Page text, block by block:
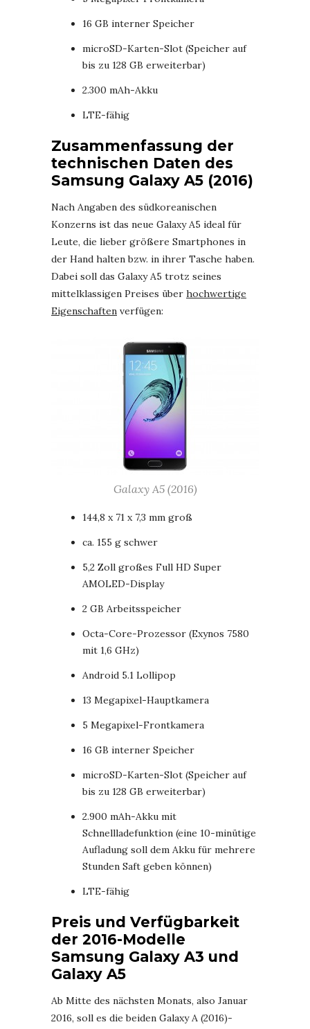
16 GB interner Speicher
microSD-Karten-Slot (Speicher auf
bis zu 128 GB erweiterbar)
2.300 mAh-Akku
LTE-fähig
Zusammenfassung der
technischen Daten des
Samsung Galaxy A5 (2016)
Nach Angaben des südkoreanischen
Konzerns ist das neue Galaxy A5 ideal für
Leute, die lieber größere Smartphones in
der Hand halten bzw. in ihrer Tasche haben.
Dabei soll das Galaxy A5 trotz seines
mittelklassigen Preises über hochwertige
Eigenschaften verfügen:
Galaxy A5 (2016)
144,8 x 71 x 7,3 mm groß
ca. 155 g schwer
5,2 Zoll großes Full HD Super
AMOLED-Display
2 GB Arbeitsspeicher
Octa-Core-Prozessor (Exynos 7580
mit 1,6 GHz)
Android 5.1 Lollipop
13 Megapixel-Hauptkamera
5 Megapixel-Frontkamera
16 GB interner Speicher
microSD-Karten-Slot (Speicher auf
bis zu 128 GB erweiterbar)
2.900 mAh-Akku mit
Schnellladefunktion (eine 10-minütige
Aufladung soll dem Akku für mehrere
Stunden Saft geben können)
LTE-fähig
Preis und Verfügbarkeit
der 2016-Modelle
Samsung Galaxy A3 und
Galaxy A5
Ab Mitte des nächsten Monats, also Januar
2016, soll es die beiden Galaxy A (2016)-